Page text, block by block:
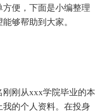
便，下面是小编整理
够帮助到大家。
刚从xxx学院毕业的本
的个人资料。在投身